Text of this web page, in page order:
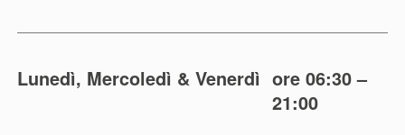
Lunedì, Mercoledì & Venerdì ore 06:30 –
21:00